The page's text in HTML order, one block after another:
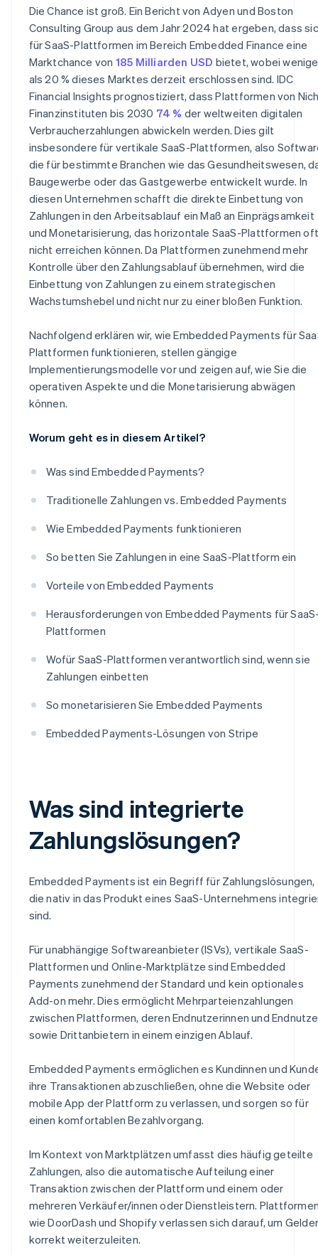
Die Chance ist groß. Ein Bericht von Adyen und Boston
Consulting Group aus dem Jahr 2024 hat ergeben, dass
für SaaS-Plattformen im Bereich Embedded Finance eine
Marktchance von 185 Milliarden USD bietet, wobei
als 20 % dieses Marktes derzeit erschlossen sind. IDC
Financial Insights prognostiziert, dass Plattformen von
Finanzinstituten bis 2030 74 % der weltweiten digitalen
Verbraucherzahlungen abwickeln werden. Dies gilt
insbesondere für vertikale SaaS-Plattformen, also
die für bestimmte Branchen wie das Gesundheitswesen,
Baugewerbe oder das Gastgewerbe entwickelt wurde. In
diesen Unternehmen schafft die direkte Einbettung von
Zahlungen in den Arbeitsablauf ein Maß an Einprägsamkeit
und Monetarisierung, das horizontale SaaS-Plattformen oft
nicht erreichen können. Da Plattformen zunehmend mehr
Kontrolle über den Zahlungsablauf übernehmen, wird die
Einbettung von Zahlungen zu einem strategischen
Wachstumshebel und nicht nur zu einer bloßen Funktion.
Nachfolgend erklären wir, wie Embedded Payments für
Plattformen funktionieren, stellen gängige
Implementierungsmodelle vor und zeigen auf, wie Sie die
operativen Aspekte und die Monetarisierung abwägen
können.
Worum geht es in diesem Artikel?
Was sind Embedded Payments?
Traditionelle Zahlungen vs. Embedded Payments
Wie Embedded Payments funktionieren
So betten Sie Zahlungen in eine SaaS-Plattform ein
Vorteile von Embedded Payments
Herausforderungen von Embedded Payments für
Plattformen
Wofür SaaS-Plattformen verantwortlich sind, wenn sie
Zahlungen einbetten
So monetarisieren Sie Embedded Payments
Embedded Payments-Lösungen von Stripe
Was sind integrierte
Zahlungslösungen?
Embedded Payments ist ein Begriff für Zahlungslösungen,
die nativ in das Produkt eines SaaS-Unternehmens
sind.
Für unabhängige Softwareanbieter (ISVs), vertikale SaaS-
Plattformen und Online-Marktplätze sind Embedded
Payments zunehmend der Standard und kein optionales
Add-on mehr. Dies ermöglicht Mehrparteienzahlungen
zwischen Plattformen, deren Endnutzerinnen und
sowie Drittanbietern in einem einzigen Ablauf.
Embedded Payments ermöglichen es Kundinnen und
ihre Transaktionen abzuschließen, ohne die Website oder
mobile App der Plattform zu verlassen, und sorgen so für
einen komfortablen Bezahlvorgang.
Im Kontext von Marktplätzen umfasst dies häufig geteilte
Zahlungen, also die automatische Aufteilung einer
Transaktion zwischen der Plattform und einem oder
mehreren Verkäufer/innen oder Dienstleistern.
wie DoorDash und Shopify verlassen sich darauf, um Gelder
korrekt weiterzuleiten.